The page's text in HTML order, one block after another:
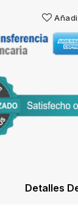
Detalles